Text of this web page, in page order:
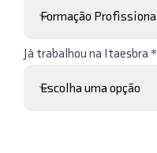
Já trabalhou na Itaesbra